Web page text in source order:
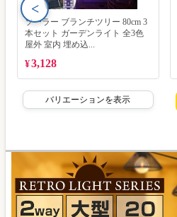
ソーラー ブランチツリー 80cm 3
本セット ガーデンライト 全3色
屋外 室内 埋め込...
¥3,128
バリエーションを表示
<